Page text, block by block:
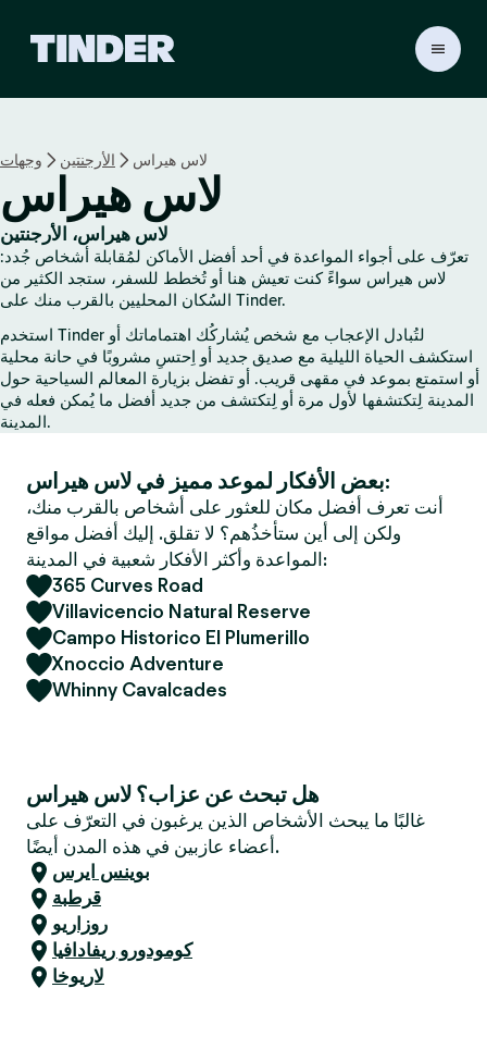
ة
ل
ئ
ي
س
ة
ل
ـ
T
d
e
r
وجهات الأرجنتين لاس هيراس
لاس هيراس
لاس هيراس، الأرجنتين
تعرّف على أجواء المواعدة في أحد أفضل الأماكن لمُقابلة أشخاص جُدد:
لاس هيراس سواءً كنت تعيش هنا أو تُخطط للسفر، ستجد الكثير من
السُكان المحليين بالقرب منك على Tinder.
استخدم Tinder لتُبادل الإعجاب مع شخص يُشاركُك اهتماماتك أو
استكشف الحياة الليلية مع صديق جديد أو اِحتسِ مشروبًا في حانة محلية
أو استمتع بموعد في مقهى قريب. أو تفضل بزيارة المعالم السياحية حول
المدينة لِتكتشفها لأول مرة أو لِتكتشف من جديد أفضل ما يُمكن فعله في
المدينة.
بعض الأفكار لموعد مميز في لاس هيراس:
أنت تعرف أفضل مكان للعثور على أشخاص بالقرب منك،
ولكن إلى أين ستأخذُهم؟ لا تقلق. إليك أفضل مواقع
المواعدة وأكثر الأفكار شعبية في المدينة:
365 Curves Road
Villavicencio Natural Reserve
Campo Historico El Plumerillo
Xnoccio Adventure
Whinny Cavalcades
هل تبحث عن عزاب؟ لاس هيراس
غالبًا ما يبحث الأشخاص الذين يرغبون في التعرّف على
أعضاء عازبين في هذه المدن أيضًا.
بوينس ايرس
قرطبة
روزاريو
كومودورو ريفادافيا
لاريوخا